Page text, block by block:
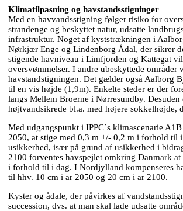
Klimatilpasning og havstandsstigninger
Med en havvandsstigning følger risiko for
strandenge og beskyttet natur, udsatte
infrastruktur. Noget af kyststrækningen i
Nørkjær Enge og Lindenborg Ådal, der sikrer
stigende havniveau i Limfjorden og Kattegat
oversvømmelser. I andre ubeskyttede
havstandstigningen. Det gælder også Aalborg
til en vis højde (1,9m). Enkelte steder er der
langs Mellem Broerne i Nørresundby.
højtvandsikrede bl.a. med højere sokkelhøjde,
Med udgangspunkt i IPPC´s klimascenarie
2050, at stige med 0,3 m +/- 0,2 m i forhold til
usikkerhed, især på grund af usikkerhed i
2100 forventes havspejlet omkring Danmark
i forhold til i dag. I Nordjylland kompenseres
til hhv. 10 cm i år 2050 og 20 cm i år 2100.
Kyster og ådale, der påvirkes af
succession, dvs. at man skal lade udsatte